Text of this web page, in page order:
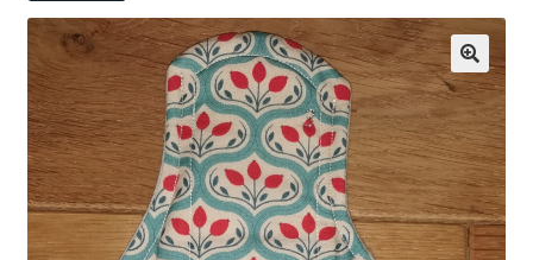
Press
Kontakt 🔍